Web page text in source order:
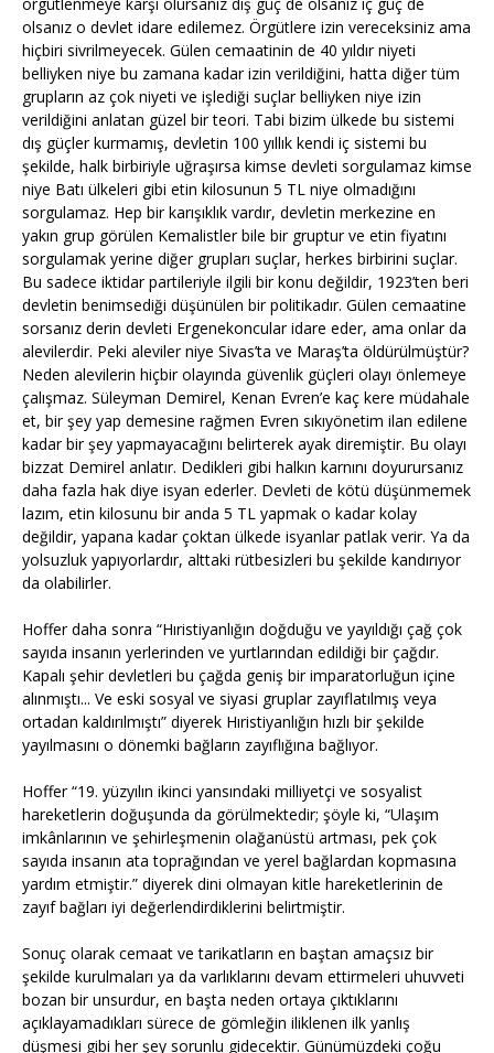
örgütlenmeye karşı olursanız dış güç de olsanız iç güç de
olsanız o devlet idare edilemez. Örgütlere izin vereceksiniz ama
hiçbiri sivrilmeyecek. Gülen cemaatinin de 40 yıldır niyeti
belliyken niye bu zamana kadar izin verildiğini, hatta diğer tüm
grupların az çok niyeti ve işlediği suçlar belliyken niye izin
verildiğini anlatan güzel bir teori. Tabi bizim ülkede bu sistemi
dış güçler kurmamış, devletin 100 yıllık kendi iç sistemi bu
şekilde, halk birbiriyle uğraşırsa kimse devleti sorgulamaz kimse
niye Batı ülkeleri gibi etin kilosunun 5 TL niye olmadığını
sorgulamaz. Hep bir karışıklık vardır, devletin merkezine en
yakın grup görülen Kemalistler bile bir gruptur ve etin fiyatını
sorgulamak yerine diğer grupları suçlar, herkes birbirini suçlar.
Bu sadece iktidar partileriyle ilgili bir konu değildir, 1923’ten beri
devletin benimsediği düşünülen bir politikadır. Gülen cemaatine
sorsanız derin devleti Ergenekoncular idare eder, ama onlar da
alevilerdir. Peki aleviler niye Sivas’ta ve Maraş’ta öldürülmüştür?
Neden alevilerin hiçbir olayında güvenlik güçleri olayı önlemeye
çalışmaz. Süleyman Demirel, Kenan Evren’e kaç kere müdahale
et, bir şey yap demesine rağmen Evren sıkıyönetim ilan edilene
kadar bir şey yapmayacağını belirterek ayak diremiştir. Bu olayı
bizzat Demirel anlatır. Dedikleri gibi halkın karnını doyurursanız
daha fazla hak diye isyan ederler. Devleti de kötü düşünmemek
lazım, etin kilosunu bir anda 5 TL yapmak o kadar kolay
değildir, yapana kadar çoktan ülkede isyanlar patlak verir. Ya da
yolsuzluk yapıyorlardır, alttaki rütbesizleri bu şekilde kandırıyor
da olabilirler.
Hoffer daha sonra “Hıristiyanlığın doğduğu ve yayıldığı çağ çok
sayıda insanın yerlerinden ve yurtlarından edildiği bir çağdır.
Kapalı şehir devletleri bu çağda geniş bir imparatorluğun içine
alınmıştı... Ve eski sosyal ve siyasi gruplar zayıflatılmış veya
ortadan kaldırılmıştı” diyerek Hıristiyanlığın hızlı bir şekilde
yayılmasını o dönemki bağların zayıflığına bağlıyor.
Hoffer “19. yüzyılın ikinci yansındaki milliyetçi ve sosyalist
hareketlerin doğuşunda da görülmektedir; şöyle ki, “Ulaşım
imkânlarının ve şehirleşmenin olağanüstü artması, pek çok
sayıda insanın ata toprağından ve yerel bağlardan kopmasına
yardım etmiştir.” diyerek dini olmayan kitle hareketlerinin de
zayıf bağları iyi değerlendirdiklerini belirtmiştir.
Sonuç olarak cemaat ve tarikatların en baştan amaçsız bir
şekilde kurulmaları ya da varlıklarını devam ettirmeleri uhuvveti
bozan bir unsurdur, en başta neden ortaya çıktıklarını
açıklayamadıkları sürece de gömleğin iliklenen ilk yanlış
düşmesi gibi her şey sorunlu gidecektir. Günümüzdeki çoğu